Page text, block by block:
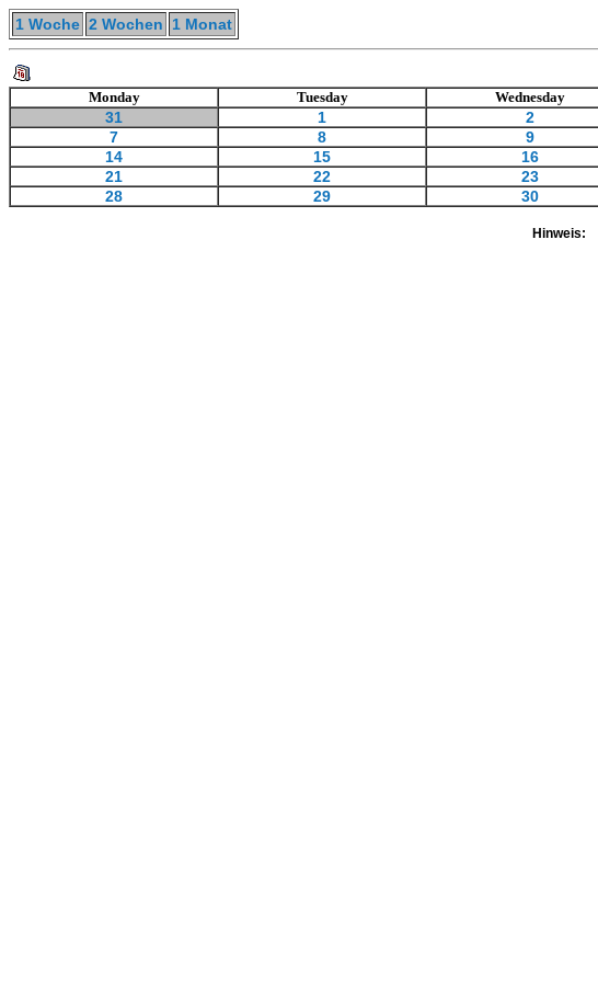
1 Woche 2 Wochen 1 Monat
Monday Tuesday Wednesday
31 1 2
7
8 9
14
15 16
21
22 23
28
29 30
Hinweis: